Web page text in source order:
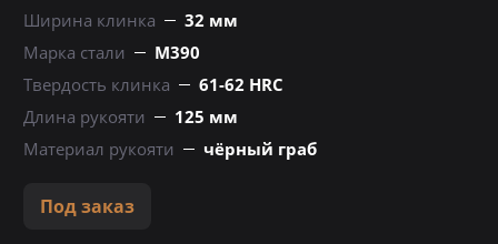
Ширина клинка
32 мм
Марка стали
М390
Твердость клинка
61-62 HRC
Длина рукояти
125 мм
Материал рукояти
чёрный граб
Под заказ